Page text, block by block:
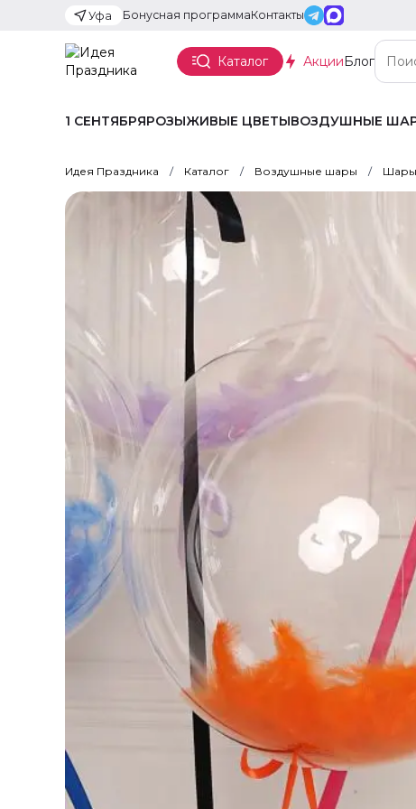
Уфа Бонусная программаКонтакты
Каталог АкцииБлог
1 СЕНТЯБРЯРОЗЫЖИВЫЕ ЦВЕТЫВОЗДУШНЫЕ
Идея Праздника Каталог Воздушные шары Шары